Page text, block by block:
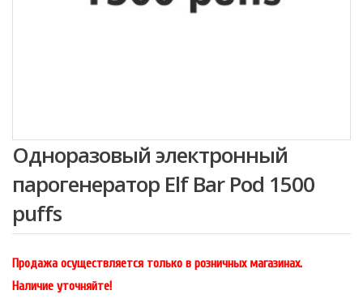
Одноразовый электронный
парогенератор Elf Bar Pod 1500
puffs
Продажа осуществляется только в розничных магазинах.
Наличие уточняйте!